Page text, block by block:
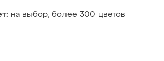
на выбор, более 300 цветов